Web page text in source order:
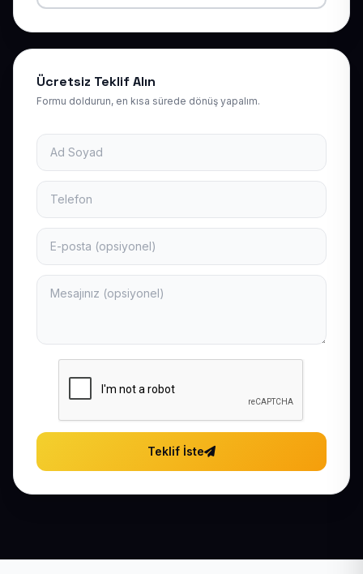
Ücretsiz Teklif Alın
Formu doldurun, en kısa sürede dönüş yapalım.
Teklif İste